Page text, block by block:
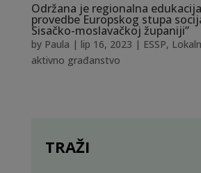
Održana je regionalna
provedbe Europskog stupa
Sisačko-moslavačkoj županiji”
by Paula | lip 16, 2023 | ESSP,
aktivno građanstvo
TRAŽI